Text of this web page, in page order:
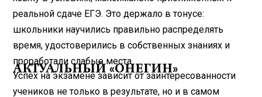
реальной сдаче ЕГЭ. Это держало в тонусе:
школьники научились правильно распределять
время, удостоверились в собственных знаниях и
проработали слабые места.
АКТУАЛЬНЫЙ «ОНЕГИН»
Успех на экзамене зависит от заинтересованности
учеников не только в результате, но и в самом